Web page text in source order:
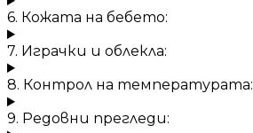
6. Кожата на бебето:
7. Играчки и облекла:
8. Контрол на температурата:
9. Редовни прегледи: